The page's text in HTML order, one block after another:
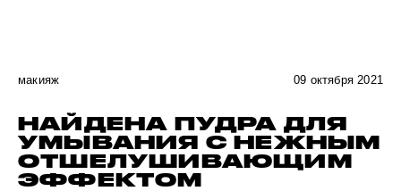
макияж 09 октября 2021
НАЙДЕНА ПУДРА ДЛЯ
УМЫВАНИЯ С НЕЖНЫМ
ОТШЕЛУШИВАЮЩИМ
ЭФФЕКТОМ